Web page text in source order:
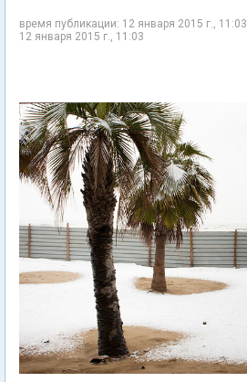
время публикации: 12 января 2015 г.,
12 января 2015 г., 11:03